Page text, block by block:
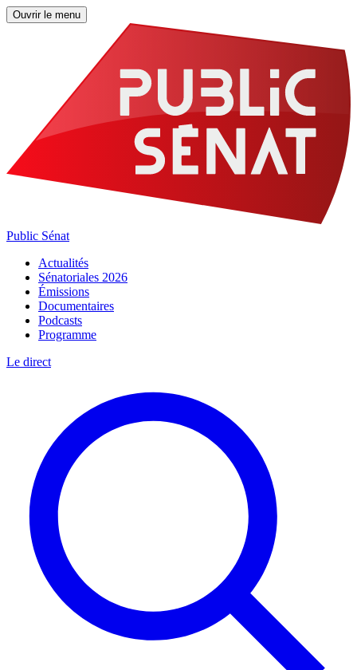
Ouvrir le menu
Public Sénat
Actualités
Sénatoriales 2026
Émissions
Documentaires
Podcasts
Programme
Le direct